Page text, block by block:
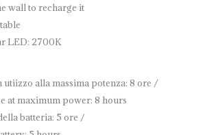
wall to recharge it
LED: 2700K
utiizzo alla massima potenza: 8 ore /
at maximum power: 8 hours
batteria: 5 ore /